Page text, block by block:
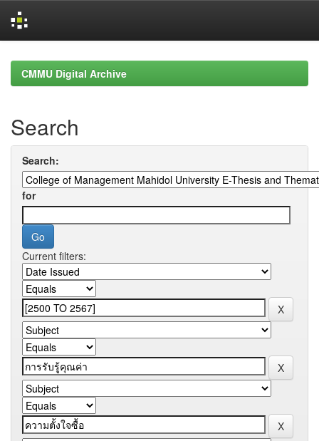
navigationCMMU Digital Archive
Search
Search:
for
Current filters: